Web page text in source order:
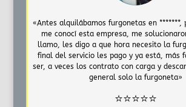
«Antes alquilábamos furgonetas en *******,
me conocí esta empresa, me
llamo, les digo a que hora necesito la
final del servicio les pago y ya está, más
ser, a veces los contrato con carga y
general solo la furgoneta»
⭐⭐⭐⭐⭐